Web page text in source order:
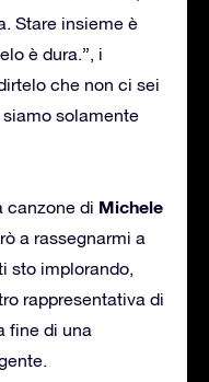
Stare insieme è
è dura.”, i
che non ci sei
solamente
canzone di Michele
a rassegnarmi a
sto implorando,
rappresentativa di
fine di una